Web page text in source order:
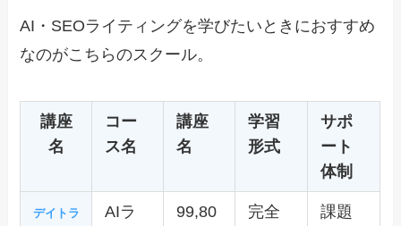
AI・SEOライティングを学びたいときにおすすめ
なのがこちらのスクール。
講座
名
コー
ス名
講座
名
学習
形式
サポ
ート
体制
デイトラ
AIラ
99,80
完全
課題